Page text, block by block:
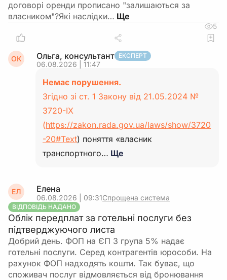
договорі оренди прописано "залишаються за
власником"?Які наслідки…
5
ОК Ольга, консультант ЕКСПЕРТ
06.08.2026 | 11:47
Немає порушення.
Згідно зі ст. 1 Закону від 21.05.2024 №
3720-IX
(https://zakon.rada.gov.ua/laws/show/3720
-20#Text) поняття «власник
транспортного… Ще
ЕЛ Елена
06.08.2026 | 09:31Спрощена система
ВІДПОВІДЬ НАДАНО
Облік передплат за готельні послуги без
підтверджуючого листа
Добрий день. ФОП на ЄП 3 група 5% надає
готельні послуги. Серед контрагентів юрособи. На
рахунок ФОП надходять кошти. Так буває, що
споживач послуг відмовляється від бронювання